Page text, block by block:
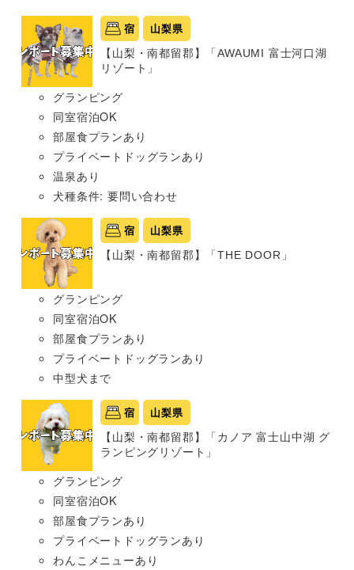
宿 山梨県
【山梨・南都留郡】「AWAUMI 富士河口湖
リゾート」
グランピング
同室宿泊OK
部屋食プランあり
プライベートドッグランあり
温泉あり
犬種条件: 要問い合わせ
宿 山梨県
【山梨・南都留郡】「THE DOOR」
グランピング
同室宿泊OK
部屋食プランあり
プライベートドッグランあり
中型犬まで
宿 山梨県
【山梨・南都留郡】「カノア 富士山中湖 グ
ランピングリゾート」
グランピング
同室宿泊OK
部屋食プランあり
プライベートドッグランあり
わんこメニューあり